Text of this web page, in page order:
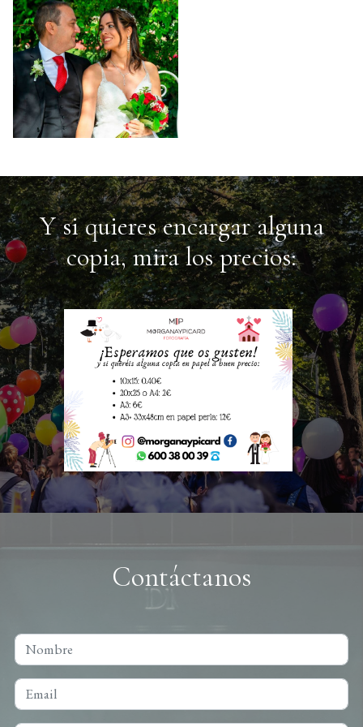
Y si quieres encargar alguna
copia, mira los precios:
Contáctanos